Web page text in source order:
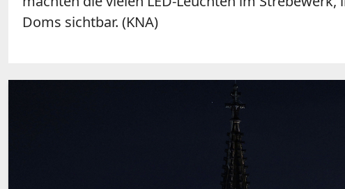
Doms sichtbar. (KNA)